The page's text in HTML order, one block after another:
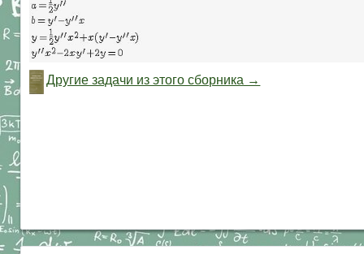
Другие задачи из этого сборника →